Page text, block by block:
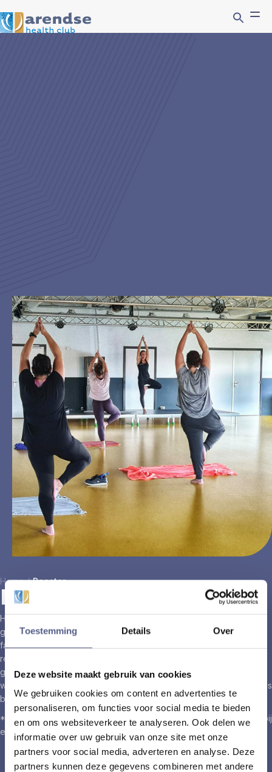
Toestemming Details Over
Deze website maakt gebruik van cookies
We gebruiken cookies om content en advertenties te
personaliseren, om functies voor social media te bieden
en om ons websiteverkeer te analyseren. Ook delen we
informatie over uw gebruik van onze site met onze
partners voor social media, adverteren en analyse. Deze
partners kunnen deze gegevens combineren met andere
Home / Rooster
Rooster
Hier vind je ons rooster met alle groepslessen. Klik op de
gewenste dag en locatie om de actuele tijden te zien. Als je je
favoriete activiteit hebt gevonden, hoef je alleen maar te
reserveren in de Arendse health club app om je plek te
garanderen. We raden aan om je lessen van tevoren te boeken,
want sommige populaire klassen vullen snel. Of kom een keer langs
bij onze sportschool om mee te doen met een gratis proefles!
*Hot Yoga en Reformer Pilates lessen zijn uitsluitend inbegrepen bij
een premium membership.
Klik hier voor een gratis proefles